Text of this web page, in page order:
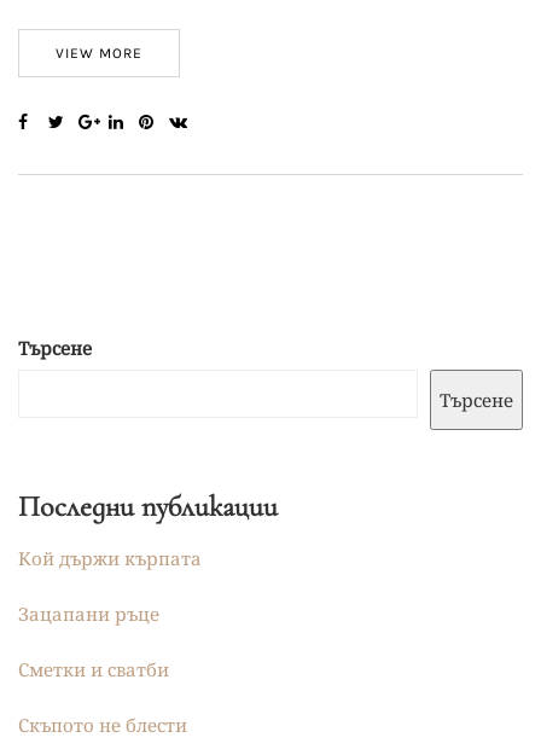
VIEW MORE
Търсене
Търсене
Последни публикации
Кой държи кърпата
Зацапани ръце
Сметки и сватби
Скъпото не блести